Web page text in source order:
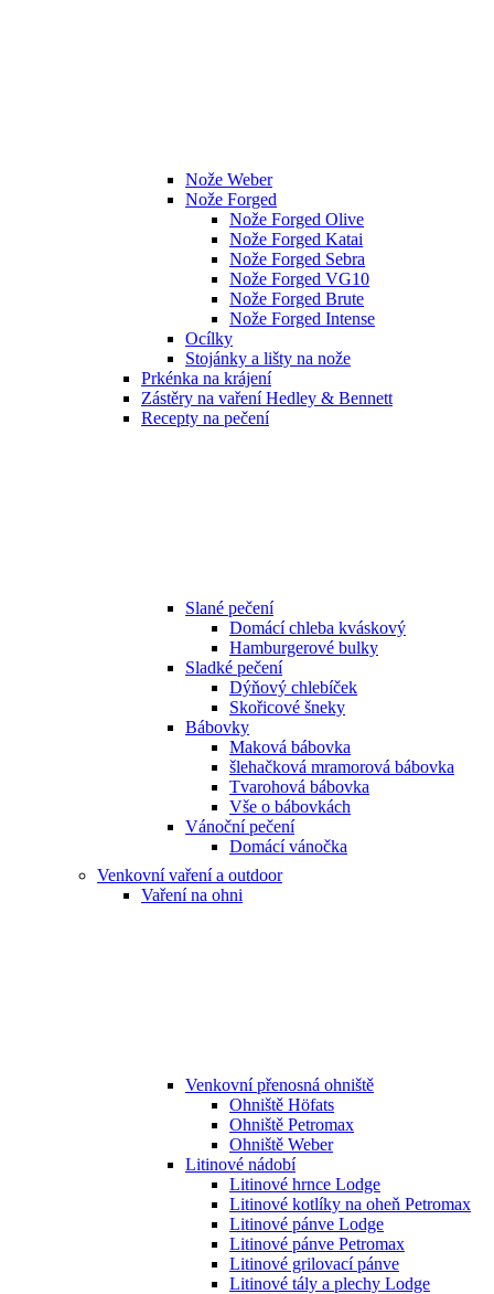
Nože Weber
Nože Forged
Nože Forged Olive
Nože Forged Katai
Nože Forged Sebra
Nože Forged VG10
Nože Forged Brute
Nože Forged Intense
Ocílky
Stojánky a lišty na nože
Prkénka na krájení
Zástěry na vaření Hedley & Bennett
Recepty na pečení
Slané pečení
Domácí chleba kváskový
Hamburgerové bulky
Sladké pečení
Dýňový chlebíček
Skořicové šneky
Bábovky
Maková bábovka
šlehačková mramorová bábovka
Tvarohová bábovka
Vše o bábovkách
Vánoční pečení
Domácí vánočka
Venkovní vaření a outdoor
Vaření na ohni
Venkovní přenosná ohniště
Ohniště Höfats
Ohniště Petromax
Ohniště Weber
Litinové nádobí
Litinové hrnce Lodge
Litinové kotlíky na oheň Petromax
Litinové pánve Lodge
Litinové pánve Petromax
Litinové grilovací pánve
Litinové tály a plechy Lodge